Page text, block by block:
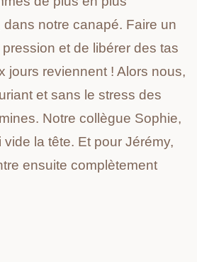
notre canapé. Faire un
et de libérer des tas
jours reviennent ! Alors nous,
et sans le stress des
Notre collègue Sophie,
la tête. Et pour Jérémy,
ensuite complètement